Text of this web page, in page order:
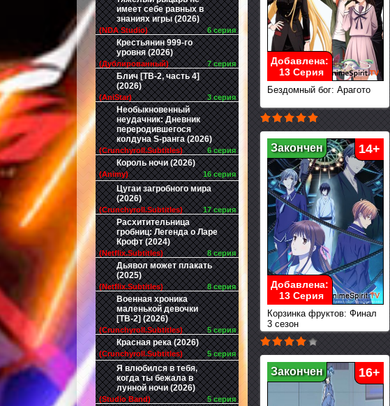
имеет себе равных в
знаниях игры (2026)
(NDA Studio) 6 серия
Крестьянин 999-го
уровня (2026)
(Дублированный) 7 серия
Блич [ТВ-2, часть 4]
(2026)
(AniStar) 3 серия
Необыкновенный
неудачник: Дневник
переродившегося
колдуна S-ранга (2026)
(Crunchyroll.Subtitles) 6 серия
Король ночи (2026)
(Animy) 16 серия
Цугаи загробного мира
(2026)
(Crunchyroll.Subtitles) 17 серия
Расхитительница
гробниц: Легенда о Ларе
Крофт (2024)
(Netflix.Subtitles) 8 серия
Дьявол может плакать
(2025)
(Netflix.Subtitles) 8 серия
Военная хроника
маленькой девочки
[ТВ-2] (2026)
(Crunchyroll.Subtitles) 5 серия
Красная река (2026)
(Crunchyroll.Subtitles) 5 серия
Я влюбился в тебя,
когда ты бежала в
лунной ночи (2026)
(Studio Band) 5 серия
Бездомный бог: Арагото
Добавлена:
13 Серия
Корзинка фруктов: Финал
3 сезон
Закончен 14+
Добавлена:
13 Серия
Закончен 16+